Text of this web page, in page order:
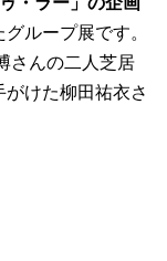
ループ展です。
さんの二人芝居
がけた柳田祐衣さ